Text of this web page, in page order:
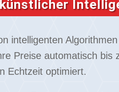
intelligenten
Preise automatisch bis
Echtzeit optimiert.